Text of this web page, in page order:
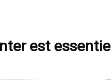
est essentiel